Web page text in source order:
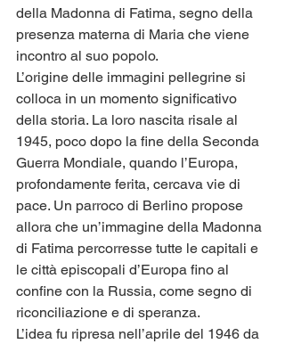
della Madonna di Fatima, segno della
presenza materna di Maria che viene
incontro al suo popolo.
L’origine delle immagini pellegrine si
colloca in un momento significativo
della storia. La loro nascita risale al
1945, poco dopo la fine della Seconda
Guerra Mondiale, quando l’Europa,
profondamente ferita, cercava vie di
pace. Un parroco di Berlino propose
allora che un’immagine della Madonna
di Fatima percorresse tutte le capitali e
le città episcopali d’Europa fino al
confine con la Russia, come segno di
riconciliazione e di speranza.
L’idea fu ripresa nell’aprile del 1946 da